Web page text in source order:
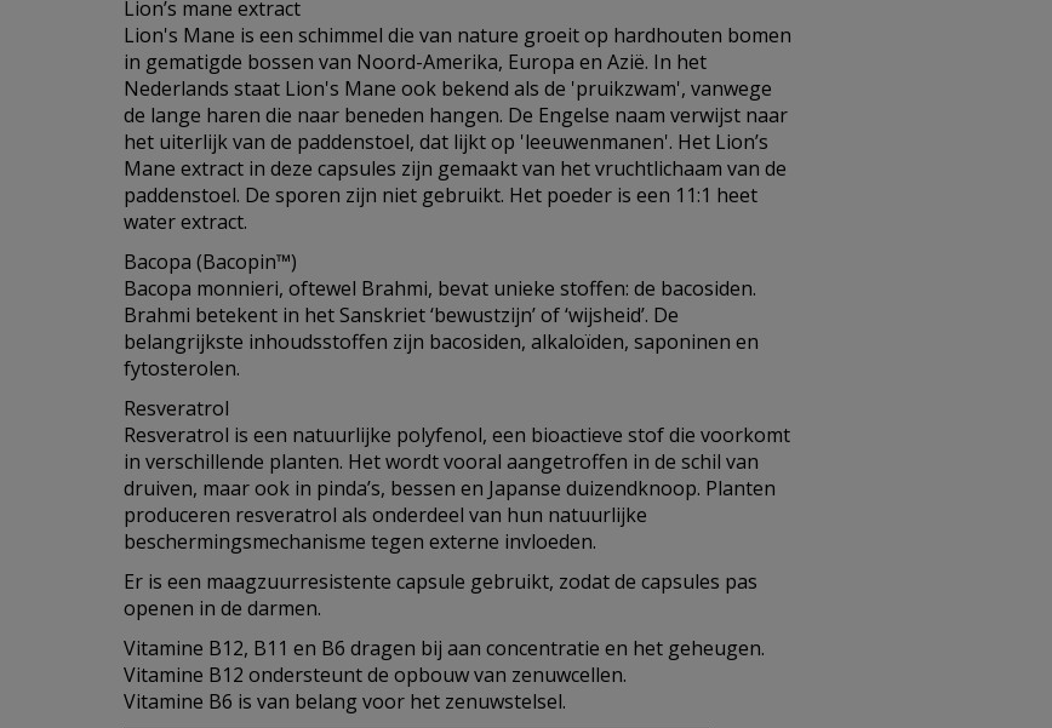
Lion’s mane extract
Lion's Mane is een schimmel die van nature groeit op hardhouten bomen
in gematigde bossen van Noord-Amerika, Europa en Azië. In het
Nederlands staat Lion's Mane ook bekend als de 'pruikzwam', vanwege
de lange haren die naar beneden hangen. De Engelse naam verwijst naar
het uiterlijk van de paddenstoel, dat lijkt op 'leeuwenmanen'. Het Lion’s
Mane extract in deze capsules zijn gemaakt van het vruchtlichaam van de
paddenstoel. De sporen zijn niet gebruikt. Het poeder is een 11:1 heet
water extract.
Bacopa (Bacopin™)
Bacopa monnieri, oftewel Brahmi, bevat unieke stoffen: de bacosiden.
Brahmi betekent in het Sanskriet ‘bewustzijn’ of ‘wijsheid’. De
belangrijkste inhoudsstoffen zijn bacosiden, alkaloïden, saponinen en
fytosterolen.
Resveratrol
Resveratrol is een natuurlijke polyfenol, een bioactieve stof die voorkomt
in verschillende planten. Het wordt vooral aangetroffen in de schil van
druiven, maar ook in pinda’s, bessen en Japanse duizendknoop. Planten
produceren resveratrol als onderdeel van hun natuurlijke
beschermingsmechanisme tegen externe invloeden.
Er is een maagzuurresistente capsule gebruikt, zodat de capsules pas
openen in de darmen.
Vitamine B12, B11 en B6 dragen bij aan concentratie en het geheugen.
Vitamine B12 ondersteunt de opbouw van zenuwcellen.
Vitamine B6 is van belang voor het zenuwstelsel.